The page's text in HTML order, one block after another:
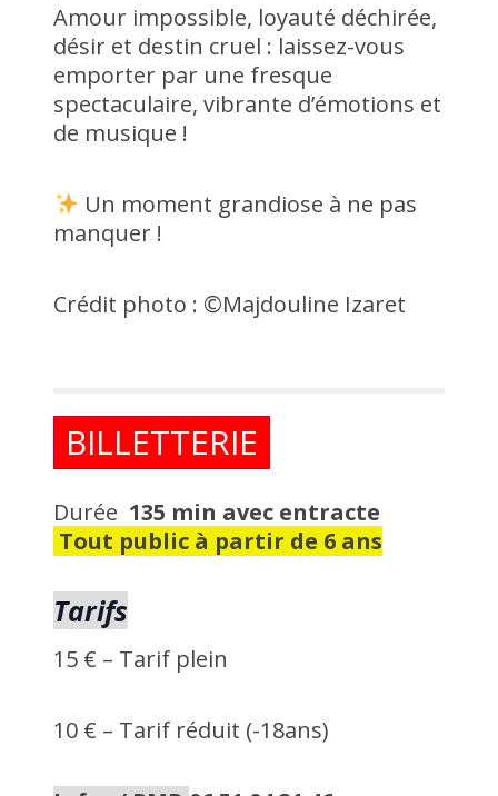
Amour impossible, loyauté déchirée,
désir et destin cruel : laissez-vous
emporter par une fresque
spectaculaire, vibrante d’émotions et
de musique !
Un moment grandiose à ne pas
manquer !
Crédit photo : ©Majdouline Izaret
BILLETTERIE
Durée 135 min avec entracte
Tout public à partir de 6 ans
Tarifs
15 € – Tarif plein
10 € – Tarif réduit (-18ans)